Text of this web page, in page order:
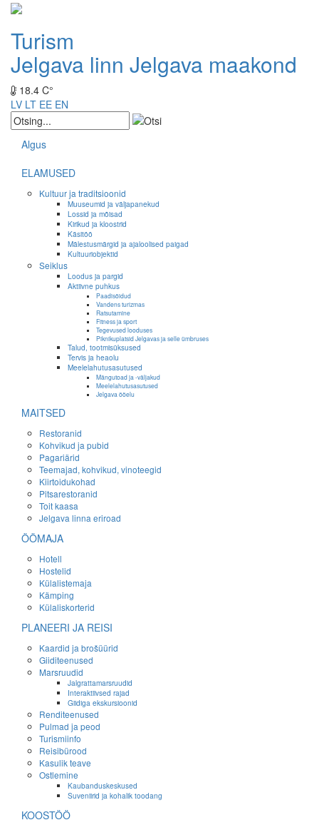
Turism
Jelgava linn Jelgava maakond
18.4 C°
LV LT EE EN
Algus
ELAMUSED
Kultuur ja traditsioonid
Muuseumid ja väljapanekud
Lossid ja mõisad
Kirikud ja kloostrid
Käsitöö
Mälestusmärgid ja ajaloolised paigad
Kultuuriobjektid
Seiklus
Loodus ja pargid
Aktiivne puhkus
Paadisõidud
Vandens turizmas
Ratsutamine
Fitness ja sport
Tegevused looduses
Piknikuplatsid Jelgavas ja selle ümbruses
Talud, tootmisüksused
Tervis ja heaolu
Meelelahutusasutused
Mängutoad ja -väljakud
Meelelahutusasutused
Jelgava ööelu
MAITSED
Restoranid
Kohvikud ja pubid
Pagariärid
Teemajad, kohvikud, vinoteegid
Kiirtoidukohad
Pitsarestoranid
Toit kaasa
Jelgava linna eriroad
ÖÖMAJA
Hotell
Hostelid
Külalistemaja
Kämping
Külaliskorterid
PLANEERI JA REISI
Kaardid ja brošüürid
Giiditeenused
Marsruudid
Jalgrattamarsruudid
Interaktiivsed rajad
Giidiga ekskursioonid
Renditeenused
Pulmad ja peod
Turismiinfo
Reisibürood
Kasulik teave
Ostlemine
Kaubanduskeskused
Suveniirid ja kohalik toodang
KOOSTÖÖ